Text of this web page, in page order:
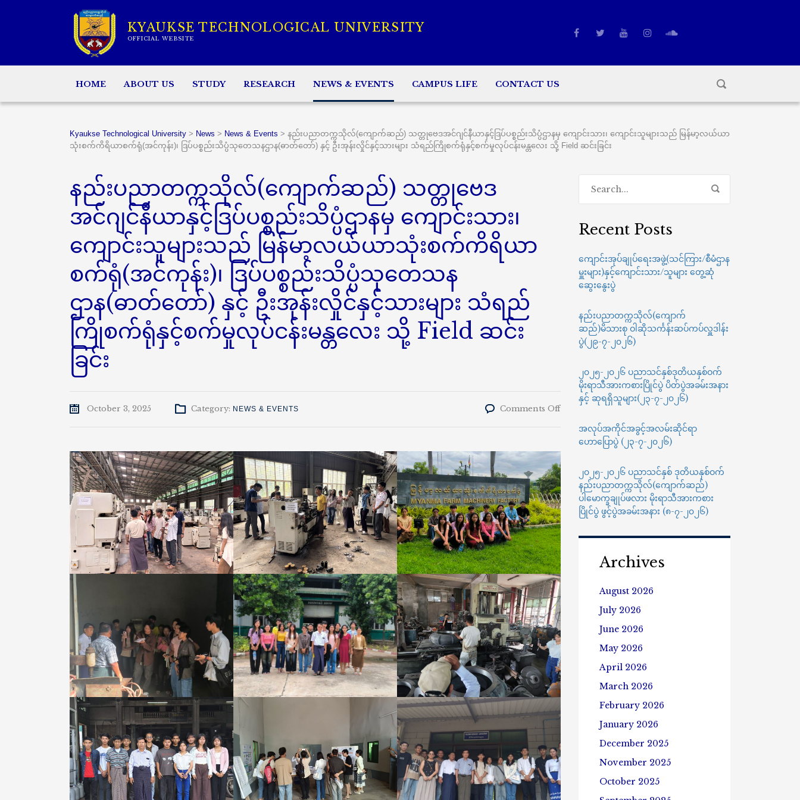
KYAUKSE TECHNOLOGICAL UNIVERSITY
OFFICIAL WEBSITE
HOME ABOUT US STUDY RESEARCH NEWS & EVENTS CAMPUS LIFE CONTACT US
Kyaukse Technological University > News > News & Events > နည်းပညာတက္ကသိုလ်(ကျောက်ဆည်) သတ္တုဗေဒအင်ဂျင်နီယာနှင့်ဒြပ်ပစ္စည်းသိပ္ပံဌာနမှ ကျောင်းသား၊ ကျောင်းသူများသည် မြန်မာ့လယ်ယာ
သုံးစက်ကိရိယာစက်ရုံ(အင်ကုန်း)၊ ဒြပ်ပစ္စည်းသိပ္ပံသုတေသနဌာန(ဓာတ်တော်) နှင့် ဦးအုန်းလှိုင်နှင့်သားများ သံရည်ကြိုစက်ရုံနှင့်စက်မှုလုပ်ငန်းမန္တလေး သို့ Field ဆင်းခြင်း
နည်းပညာတက္ကသိုလ်(ကျောက်ဆည်) သတ္တုဗေဒ
အင်ဂျင်နီယာနှင့်ဒြပ်ပစ္စည်းသိပ္ပံဌာနမှ ကျောင်းသား၊
ကျောင်းသူများသည် မြန်မာ့လယ်ယာသုံးစက်ကိရိယာ
စက်ရုံ(အင်ကုန်း)၊ ဒြပ်ပစ္စည်းသိပ္ပံသုတေသန
ဌာန(ဓာတ်တော်) နှင့် ဦးအုန်းလှိုင်နှင့်သားများ သံရည်
ကြိုစက်ရုံနှင့်စက်မှုလုပ်ငန်းမန္တလေး သို့ Field ဆင်း
ခြင်း
October 3, 2025 Category: NEWS & EVENTS Comments Offon
တက္ကသိုလ်(ကျောက်
ဆည်)
သတ္တုဗေဒ
အင်ဂျင်နီယာ
နှင့်
ဒြပ်
ပစ္စည်း
သိပ္ပံ
မှ
ကျောင်းသား၊
ကျောင်းသူ
များသည်
မြ
န်
မာ့
သုံး
စက်ကိရိယာ
စက်ရုံ(အင်
ကုန်း)၊
ဒြပ်
သိပ္ပံ
ဌာန(ဓာတ်တော်)
နှင့်
ဦး
အုန်း
လှိုင်
Recent Posts
ကျောင်းအုပ်ချုပ်ရေးအဖွဲ့(သင်ကြား/စီမံဌာန
မှူးများ)နှင့်ကျောင်းသား/သူများ တွေ့ဆုံ
ဆွေးနွေးပွဲ
နည်းပညာတက္ကသိုလ်(ကျောက်
ဆည်)မိသားစု ဝါဆိုသင်္ကန်းဆပ်ကပ်လှူဒါန်း
ပွဲ(၂၉-၇-၂၀၂၆)
၂၀၂၅-၂၀၂၆ ပညာသင်နှစ်ဒုတိယနှစ်ဝက်
မိုးရာသီအားကစားပြိုင်ပွဲ ပိတ်ပွဲအခမ်းအနား
နှင့် ဆုရရှိသူများ(၂၃-၇-၂၀၂၆)
အလုပ်အကိုင်အခွင့်အလမ်းဆိုင်ရာ
ဟောပြောပွဲ (၂၃-၇-၂၀၂၆)
၂၀၂၅-၂၀၂၆ ပညာသင်နှစ် ဒုတိယနှစ်ဝက်
နည်းပညာတက္ကသိုလ်(ကျောက်ဆည်)
ပါမောက္ခချုပ်ဖလား မိုးရာသီအားကစား
ပြိုင်ပွဲ ဖွင့်ပွဲအခမ်းအနား (၈-၇-၂၀၂၆)
Archives
August 2026
July 2026
June 2026
May 2026
April 2026
March 2026
February 2026
January 2026
December 2025
November 2025
October 2025